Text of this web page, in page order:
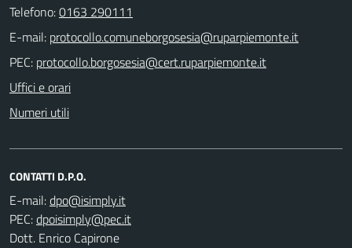
Telefono:0163 290111
E-mail:
PEC:
Uffici e orari
Numeri utili
CONTATTI D.P.O.
E-mail:
PEC:
Dott. Enrico Capirone